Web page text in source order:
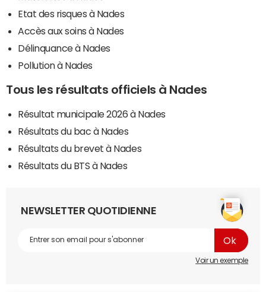
Etat des risques à Nades
Accès aux soins à Nades
Délinquance à Nades
Pollution à Nades
Tous les résultats officiels à Nades
Résultat municipale 2026 à Nades
Résultats du bac à Nades
Résultats du brevet à Nades
Résultats du BTS à Nades
NEWSLETTER QUOTIDIENNE
Voir un exemple